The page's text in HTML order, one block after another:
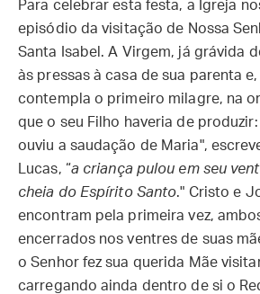
Para celebrar esta festa, a Igreja
episódio da visitação de Nossa
Santa Isabel. A Virgem, já grávida
às pressas à casa de sua parenta
contempla o primeiro milagre, na
que o seu Filho haveria de produzir:
ouviu a saudação de Maria",
Lucas, “a criança pulou em seu
cheia do Espírito Santo." Cristo e
encontram pela primeira vez,
encerrados nos ventres de suas
o Senhor fez sua querida Mãe
carregando ainda dentro de si o